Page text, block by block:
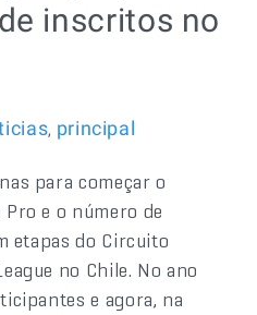
inscritos no
, principal
para começar o
e o número de
etapas do Circuito
no Chile. No ano
e agora, na